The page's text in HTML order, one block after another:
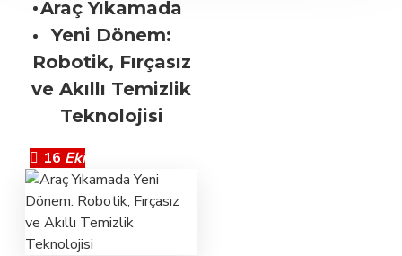
DESTEK
Araç Yıkamada
Yeni Dönem:
Robotik, Fırçasız
ve Akıllı Temizlik
Teknolojisi
16 Eki